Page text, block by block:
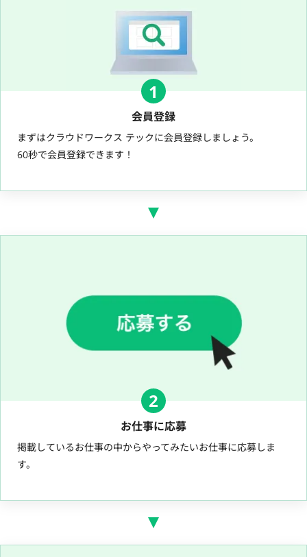
1
会員登録
まずはクラウドワークス テックに会員登録しましょう。
60秒で会員登録できます！
2
お仕事に応募
掲載しているお仕事の中からやってみたいお仕事に応募しま
す。